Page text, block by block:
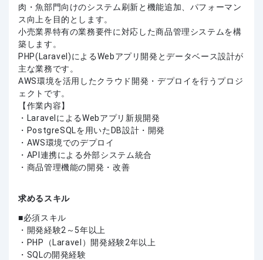
肉・魚部門向けのシステム刷新と機能追加、パフォーマン
ス向上を目的とします。
小売業界特有の業務要件に対応した商品管理システムを構
築します。
PHP(Laravel)によるWebアプリ開発とデータベース設計が
主な業務です。
AWS環境を活用したクラウド開発・デプロイを行うプロジ
ェクトです。
【作業内容】
・LaravelによるWebアプリ新規開発
・PostgreSQLを用いたDB設計・開発
・AWS環境でのデプロイ
・API連携による外部システム統合
・商品管理機能の開発・改善
求めるスキル
必須スキル
・開発経験2～5年以上
・PHP（Laravel）開発経験2年以上
・SQLの開発経験